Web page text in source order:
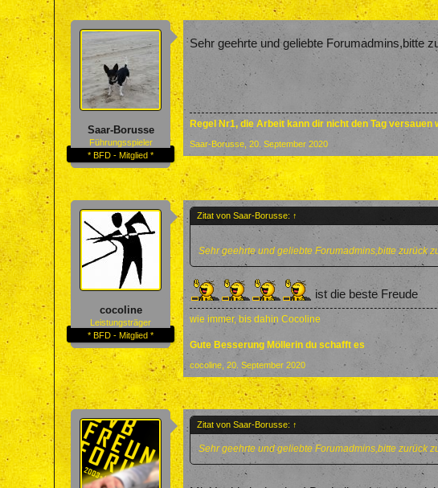
Saar-Borusse
Führungsspieler
* BFD - Mitglied *
Sehr geehrte und geliebte Forumadmins,bitte
Regel Nr1, die Arbeit kann dir nicht den Tag versauen
Saar-Borusse 20. September 2020
cocoline
Leistungsträger
* BFD - Mitglied *
Zitat von Saar-Borusse: ↑
Sehr geehrte und geliebte Forumadmins,bitte zurück
ist die beste Freude
wie immer, bis dahin Cocoline
Gute Besserung Möllerin du schafft es
cocoline 20. September 2020
Zitat von Saar-Borusse: ↑
Sehr geehrte und geliebte Forumadmins,bitte zurück